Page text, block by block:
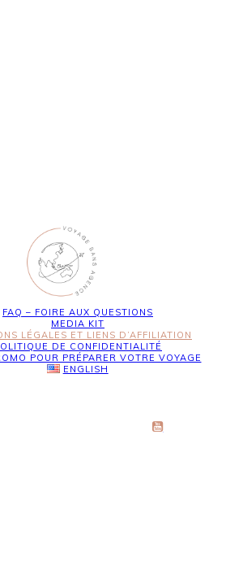
FAQ – FOIRE AUX QUESTIONS
MEDIA KIT
LÉGALES ET LIENS D’AFFILIATION
DE CONFIDENTIALITÉ
POUR PRÉPARER VOTRE VOYAGE
ENGLISH